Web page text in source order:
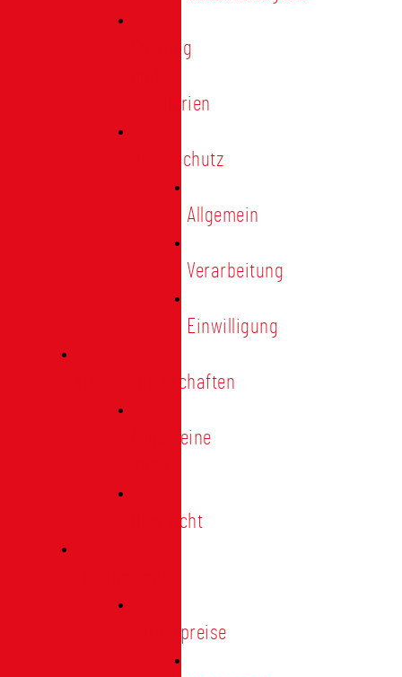
Satzung
Regularien
Datenschutz
Allgemein
Verarbeitung
Einwilligung
Tischgemeinschaften
Allgemeine
Übersicht
Förderpreise